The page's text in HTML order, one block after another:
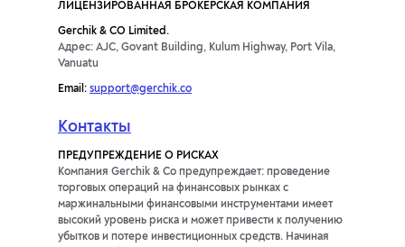
ЛИЦЕНЗИРОВАННАЯ БРОКЕРСКАЯ КОМПАНИЯ
Gerchik & CO Limited.
Адрес: AJC, Govant Building, Kulum Highway, Port Vila,
Vanuatu
Email: support@gerchik.co
Контакты
ПРЕДУПРЕЖДЕНИЕ О РИСКАХ
Компания Gerchik & Co предупреждает: проведение
торговых операций на финансовых рынках с
маржинальными финансовыми инструментами имеет
высокий уровень риска и может привести к получению
убытков и потере инвестиционных средств. Начиная